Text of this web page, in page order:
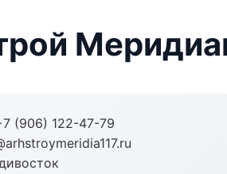
(906) 122-47-79